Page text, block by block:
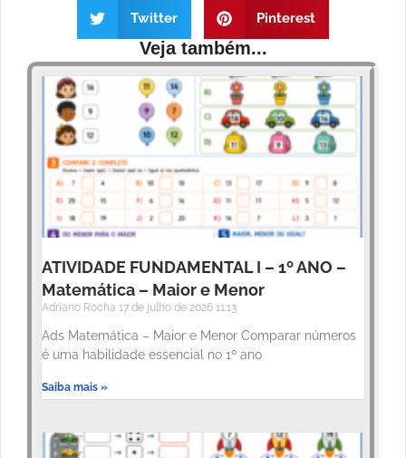
Twitter Pinterest
Veja também...
ATIVIDADE FUNDAMENTAL I – 1º ANO –
Matemática – Maior e Menor
Adriano Rocha 17 de julho de 2026 11:13
Ads Matemática – Maior e Menor Comparar números
é uma habilidade essencial no 1º ano
Saiba mais »